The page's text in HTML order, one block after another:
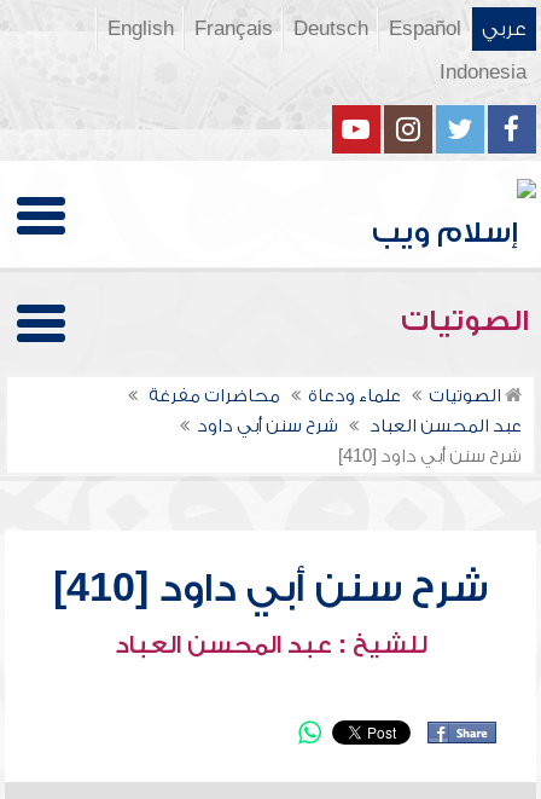
عربي Español
Deutsch
Français
English
Indonesia
الصوتيات
الصوتيات علماء ودعاة
محاضرات مفرغة
عبد المحسن العباد
شرح سنن أبي داود
شرح سنن أبي داود [410]
شرح سنن أبي داود [410]
للشيخ : عبد المحسن العباد